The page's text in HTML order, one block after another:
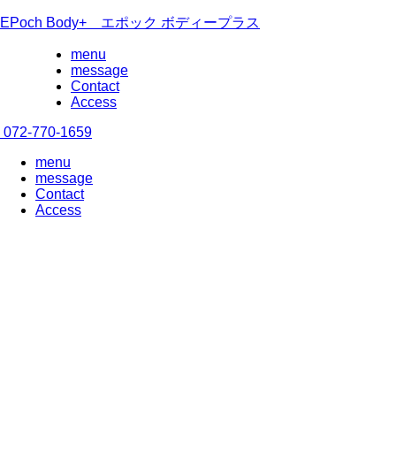
EPoch Body+ エポック ボディープラス
menu
message
Contact
Access
072-770-1659
menu
message
Contact
Access